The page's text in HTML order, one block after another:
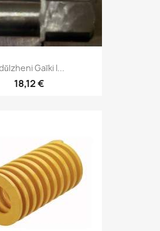
Gaĭki I...
18,12 €